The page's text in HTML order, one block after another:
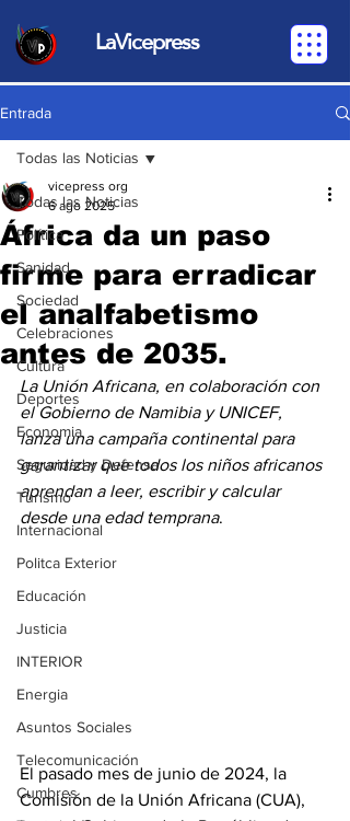
LaVicepress
Entrada
Todas las Noticias
Política
Sanidad
Sociedad
Celebraciones
Cultura
Deportes
Economia
Seguridad y Defensa
Turismo
Internacional
Politca Exterior
Educación
Justicia
INTERIOR
Energia
Asuntos Sociales
Telecomunicación
Cumbres
Todas las Noticias
África da un paso
firme para erradicar
el analfabetismo
antes de 2035.
vicepress org
6 ago 2025
La Unión Africana, en colaboración con
el Gobierno de Namibia y UNICEF,
lanza una campaña continental para
garantizar que todos los niños africanos
aprendan a leer, escribir y calcular
desde una edad temprana.
El pasado mes de junio de 2024, la
Comisión de la Unión Africana (CUA),